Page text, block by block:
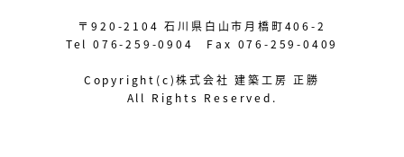
〒920-2104 石川県白山市月橋町406-2
Tel 076-259-0904 Fax 076-259-0409
Copyright(c)株式会社 建築工房 正勝
All Rights Reserved.